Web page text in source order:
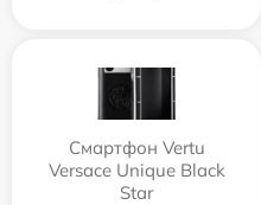
Смартфон Vertu
Versace Unique Black
Star